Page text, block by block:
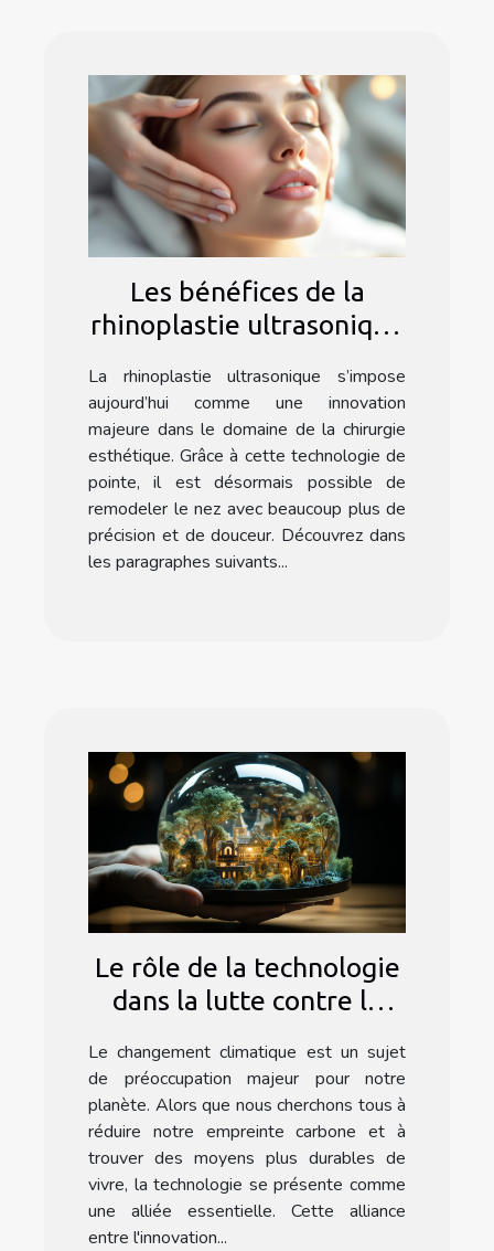
Les bénéfices de la
rhinoplastie ultrasonique
La rhinoplastie ultrasonique s’impose
aujourd’hui comme une innovation
majeure dans le domaine de la chirurgie
esthétique. Grâce à cette technologie de
pointe, il est désormais possible de
remodeler le nez avec beaucoup plus de
précision et de douceur. Découvrez dans
les paragraphes suivants...
Le rôle de la technologie
dans la lutte contre le
Le changement climatique est un sujet
de préoccupation majeur pour notre
planète. Alors que nous cherchons tous à
réduire notre empreinte carbone et à
trouver des moyens plus durables de
vivre, la technologie se présente comme
une alliée essentielle. Cette alliance
entre l'innovation...